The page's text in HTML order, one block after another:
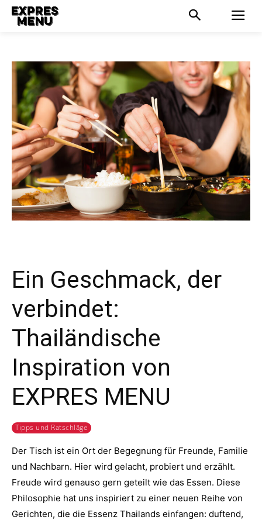
Ein Geschmack, der
verbindet:
Thailändische
Inspiration von
EXPRES MENU
Tipps und Ratschläge
Der Tisch ist ein Ort der Begegnung für Freunde, Familie
und Nachbarn. Hier wird gelacht, probiert und erzählt.
Freude wird genauso gern geteilt wie das Essen. Diese
Philosophie hat uns inspiriert zu einer neuen Reihe von
Gerichten, die die Essenz Thailands einfangen: duftend,